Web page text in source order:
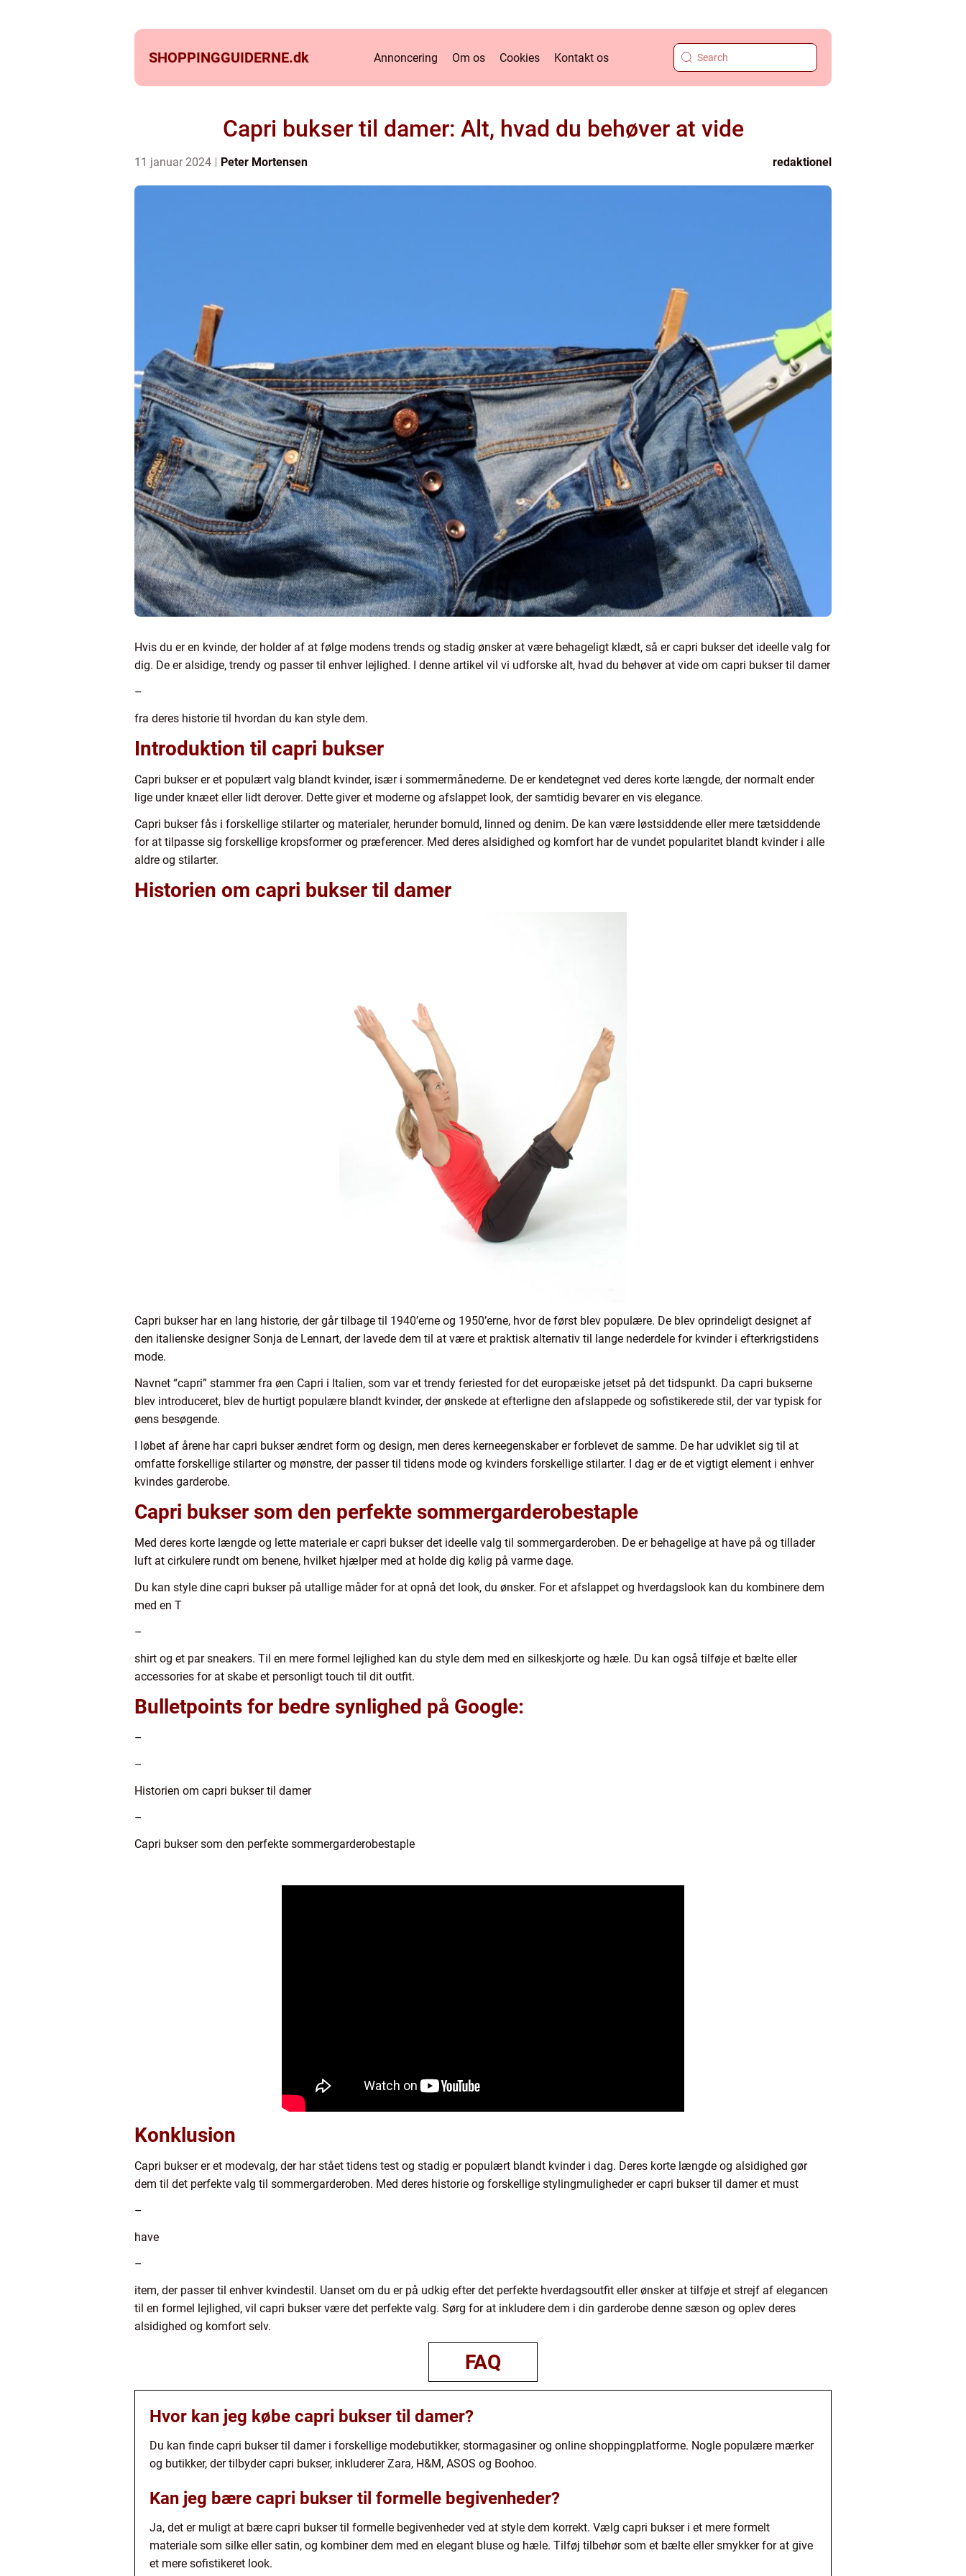
SHOPPINGGUIDERNE.dk Annoncering Om os Cookies Kontakt os
Capri bukser til damer: Alt, hvad du behøver at vide
11 januar 2024 Peter Mortensen redaktionel
Hvis du er en kvinde, der holder af at følge modens trends og stadig ønsker at være behageligt klædt, så er capri bukser det ideelle valg for
dig. De er alsidige, trendy og passer til enhver lejlighed. I denne artikel vil vi udforske alt, hvad du behøver at vide om capri bukser til damer
–
fra deres historie til hvordan du kan style dem.
Introduktion til capri bukser
Capri bukser er et populært valg blandt kvinder, især i sommermånederne. De er kendetegnet ved deres korte længde, der normalt ender
lige under knæet eller lidt derover. Dette giver et moderne og afslappet look, der samtidig bevarer en vis elegance.
Capri bukser fås i forskellige stilarter og materialer, herunder bomuld, linned og denim. De kan være løstsiddende eller mere tætsiddende
for at tilpasse sig forskellige kropsformer og præferencer. Med deres alsidighed og komfort har de vundet popularitet blandt kvinder i alle
aldre og stilarter.
Historien om capri bukser til damer
Capri bukser har en lang historie, der går tilbage til 1940’erne og 1950’erne, hvor de først blev populære. De blev oprindeligt designet af
den italienske designer Sonja de Lennart, der lavede dem til at være et praktisk alternativ til lange nederdele for kvinder i efterkrigstidens
mode.
Navnet “capri” stammer fra øen Capri i Italien, som var et trendy feriested for det europæiske jetset på det tidspunkt. Da capri bukserne
blev introduceret, blev de hurtigt populære blandt kvinder, der ønskede at efterligne den afslappede og sofistikerede stil, der var typisk for
øens besøgende.
I løbet af årene har capri bukser ændret form og design, men deres kerneegenskaber er forblevet de samme. De har udviklet sig til at
omfatte forskellige stilarter og mønstre, der passer til tidens mode og kvinders forskellige stilarter. I dag er de et vigtigt element i enhver
kvindes garderobe.
Capri bukser som den perfekte sommergarderobestaple
Med deres korte længde og lette materiale er capri bukser det ideelle valg til sommergarderoben. De er behagelige at have på og tillader
luft at cirkulere rundt om benene, hvilket hjælper med at holde dig kølig på varme dage.
Du kan style dine capri bukser på utallige måder for at opnå det look, du ønsker. For et afslappet og hverdagslook kan du kombinere dem
med en T
–
shirt og et par sneakers. Til en mere formel lejlighed kan du style dem med en silkeskjorte og hæle. Du kan også tilføje et bælte eller
accessories for at skabe et personligt touch til dit outfit.
Bulletpoints for bedre synlighed på Google:
–
–
Historien om capri bukser til damer
–
Capri bukser som den perfekte sommergarderobestaple
Konklusion
Capri bukser er et modevalg, der har stået tidens test og stadig er populært blandt kvinder i dag. Deres korte længde og alsidighed gør
dem til det perfekte valg til sommergarderoben. Med deres historie og forskellige stylingmuligheder er capri bukser til damer et must
–
have
–
item, der passer til enhver kvindestil. Uanset om du er på udkig efter det perfekte hverdagsoutfit eller ønsker at tilføje et strejf af elegancen
til en formel lejlighed, vil capri bukser være det perfekte valg. Sørg for at inkludere dem i din garderobe denne sæson og oplev deres
alsidighed og komfort selv.
FAQ
Hvor kan jeg købe capri bukser til damer?
Du kan finde capri bukser til damer i forskellige modebutikker, stormagasiner og online shoppingplatforme. Nogle populære mærker
og butikker, der tilbyder capri bukser, inkluderer Zara, H&M, ASOS og Boohoo.
Kan jeg bære capri bukser til formelle begivenheder?
Ja, det er muligt at bære capri bukser til formelle begivenheder ved at style dem korrekt. Vælg capri bukser i et mere formelt
materiale som silke eller satin, og kombiner dem med en elegant bluse og hæle. Tilføj tilbehør som et bælte eller smykker for at give
et mere sofistikeret look.